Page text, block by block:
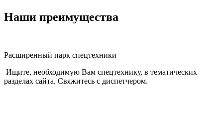
Наши преимущества
Расширенный парк спецтехники
Ищите, необходимую Вам спецтехнику, в тематических
разделах сайта. Свяжитесь с диспетчером.